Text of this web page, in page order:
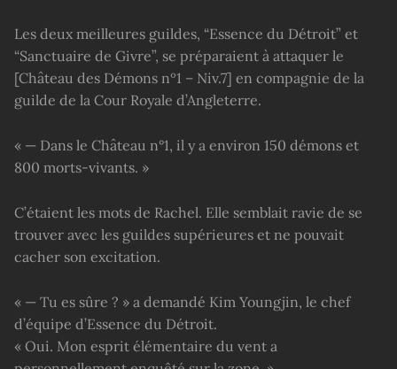
Les deux meilleures guildes, “Essence du Détroit” et
“Sanctuaire de Givre”, se préparaient à attaquer le
[Château des Démons nº1 – Niv.7] en compagnie de la
guilde de la Cour Royale d’Angleterre.
« — Dans le Château n°1, il y a environ 150 démons et
800 morts-vivants. »
C’étaient les mots de Rachel. Elle semblait ravie de se
trouver avec les guildes supérieures et ne pouvait
cacher son excitation.
« — Tu es sûre ? » a demandé Kim Youngjin, le chef
d’équipe d’Essence du Détroit.
« Oui. Mon esprit élémentaire du vent a